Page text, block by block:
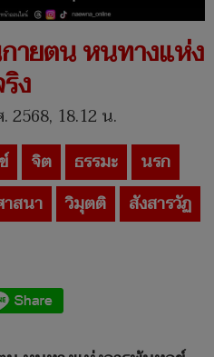
ายตน หนทางแห่ง
ง
18.12 น.
จิต ธรรมะ
นรก
สนา วิมุตติ
สังสารวัฏ